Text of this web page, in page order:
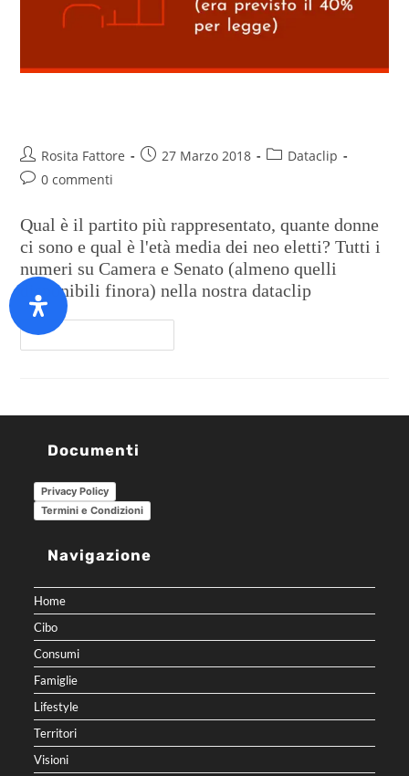
Rosita Fattore 27 Marzo 2018
Dataclip
0 commenti
Qual è il partito più rappresentato, quante donne
ci sono e qual è l'età media dei neo eletti? Tutti i
numeri su Camera e Senato (almeno quelli
disponibili finora) nella nostra dataclip
Continua A Leggere
Documenti
Privacy Policy
Termini e Condizioni
Navigazione
Home
Cibo
Consumi
Famiglie
Lifestyle
Territori
Visioni